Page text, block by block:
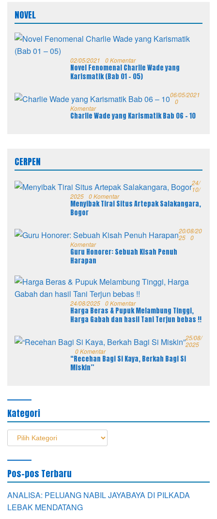
NOVEL
02/05/2021 0 Komentar
Novel Fenomenal Charlie Wade yang
Karismatik (Bab 01 – 05)
06/05/2021
0
Komentar
Charlie Wade yang Karismatik Bab 06 – 10
CERPEN
24/
10/
2025 0 Komentar
Menyibak Tirai Situs Artepak Salakangara,
Bogor
20/08/20
25 0
Komentar
Guru Honorer: Sebuah Kisah Penuh
Harapan
24/08/2025 0 Komentar
Harga Beras & Pupuk Melambung Tinggi,
Harga Gabah dan hasil Tani Terjun bebas !!
25/08/
2025
0 Komentar
“Recehan Bagi Si Kaya, Berkah Bagi Si
Miskin”
Kategori
Kategori
Pos-pos Terbaru
ANALISA: PELUANG NABIL JAYABAYA DI PILKADA
LEBAK MENDATANG